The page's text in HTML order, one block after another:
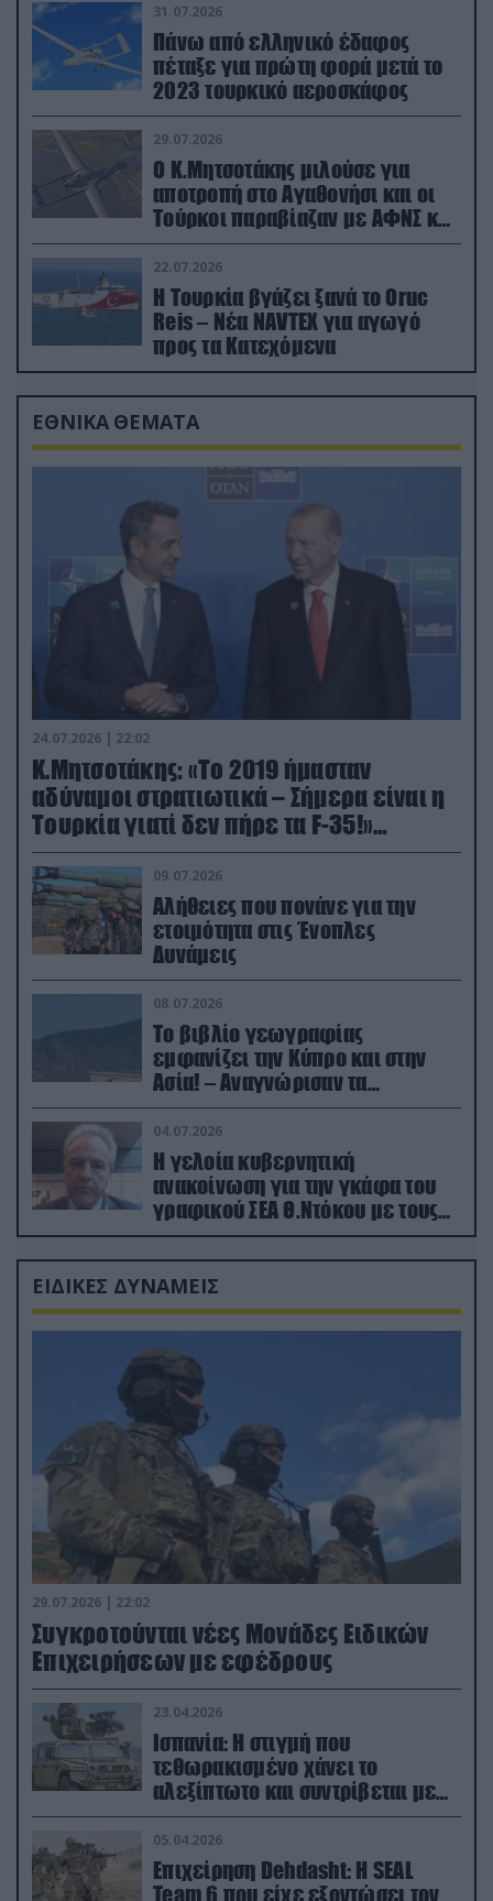
31.07.2026
Πάνω από ελληνικό έδαφος
πέταξε για πρώτη φορά μετά το
2023 τουρκικό αεροσκάφος
29.07.2026
Ο Κ.Μητσοτάκης μιλούσε για
αποτροπή στο Αγαθονήσι και οι
Τούρκοι παραβίαζαν με ΑΦΝΣ και
drone
22.07.2026
Η Τουρκία βγάζει ξανά το Oruc
Reis – Νέα NAVTEX για αγωγό
προς τα Κατεχόμενα
ΕΘΝΙΚΑ ΘΕΜΑΤΑ
24.07.2026 | 22:02
Κ.Μητσοτάκης: «Το 2019 ήμασταν
αδύναμοι στρατιωτικά – Σήμερα είναι η
Τουρκία γιατί δεν πήρε τα F-35!»
(βίντεο)
09.07.2026
Αλήθειες που πονάνε για την
ετοιμότητα στις Ένοπλες
Δυνάμεις
08.07.2026
Το βιβλίο γεωγραφίας
εμφανίζει την Κύπρο και στην
Ασία! – Αναγνώρισαν τα
κατεχόμενα; (φωτο)
04.07.2026
Η γελοία κυβερνητική
ανακοίνωση για την γκάφα του
γραφικού ΣΕΑ Θ.Ντόκου με τους
Ρώσους φαρσέρ
ΕΙΔΙΚΕΣ ΔΥΝΑΜΕΙΣ
29.07.2026 | 22:02
Συγκροτούνται νέες Μονάδες Ειδικών
Επιχειρήσεων με εφέδρους
23.04.2026
Ισπανία: Η στιγμή που
τεθωρακισμένο χάνει το
αλεξίπτωτο και συντρίβεται με
ορμή στο έδαφος (βίντεο)
05.04.2026
Επιχείρηση Dehdasht: Η SEAL
Team 6 που είχε εξοντώσει τον